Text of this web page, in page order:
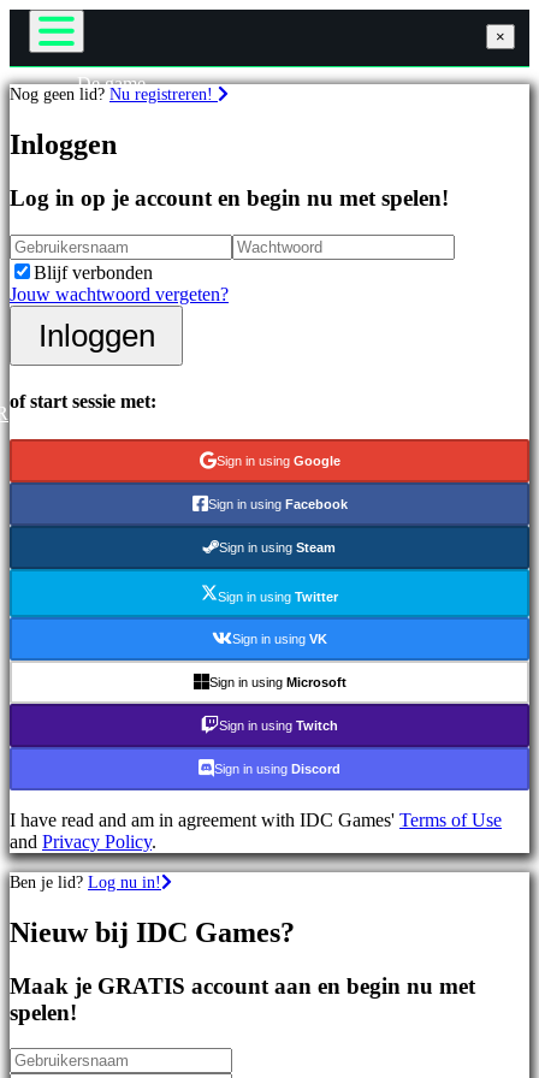
Uitgelichte
games
Nieuwe
uitgaven
Gratis
te
spelen
Categorieën
Strategiespellen
Adventuregames
MMO-
RPG-
Sportspellen
Racing
Casual
Indie
Simulation
Puzzle
games
Fighting
games
Demo's
Gemeenschap
Gameplay
In-
game
evenementen
De game
Gameplay
Nieuws
Handleidingen
Ondersteuning
Forums
Winkel
Registreren
×
Nog geen lid? Nu registreren!
Inloggen
Log in op je account en begin nu met spelen!
Blijf verbonden
Jouw wachtwoord vergeten?
Inloggen
of start sessie met:
Sign in using Google
Sign in using Facebook
Sign in using Steam
Sign in usingTwitter
Sign in using VK
Sign in using Microsoft
Sign in using Twitch
Sign in using Discord
I have read and am in agreement with IDC Games' Terms of Use
and Privacy Policy.
×
Ben je lid? Log nu in!
Nieuw bij IDC Games?
Maak je GRATIS account aan en begin nu met
spelen!
×